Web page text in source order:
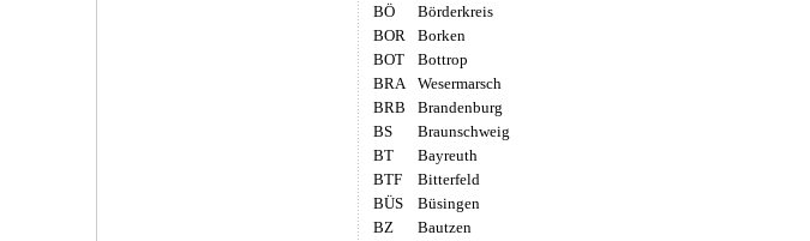
BÖ
Börderkreis
BOR
Borken
BOT
Bottrop
BRA
Wesermarsch
BRB
Brandenburg
BS
Braunschweig
BT
Bayreuth
BTF
Bitterfeld
BÜS
Büsingen
BZ
Bautzen